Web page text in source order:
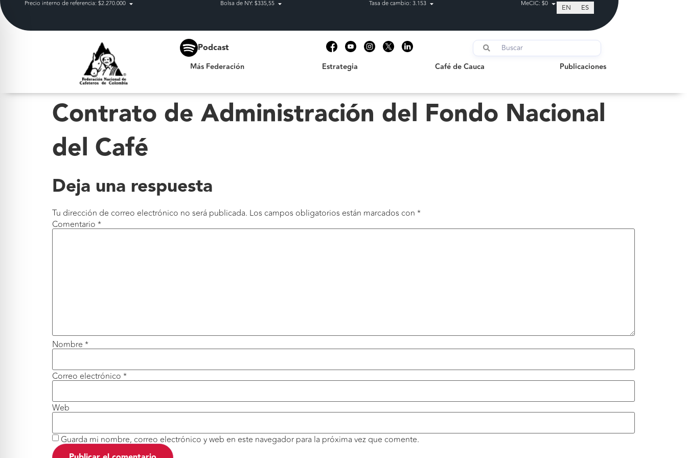
Precio interno de referencia: $2.270.000 Bolsa de NY: $335,55 Tasa de cambio: 3.153 MeCIC: $0 EN ES
Podcast
Más Federación Estrategia Café de Cauca Publicaciones
Publicaciones
Contrato de Administración del Fondo Nacional
del Café
Deja una respuesta
Tu dirección de correo electrónico no será publicada. Los campos obligatorios están marcados con *
Comentario *
Nombre *
Correo electrónico *
Web
Guarda mi nombre, correo electrónico y web en este navegador para la próxima vez que comente.